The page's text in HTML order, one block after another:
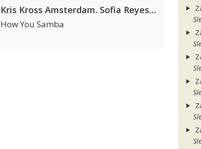
Kris Kross Amsterdam. Sofia Reyes & Tinie Tempah
How You Samba